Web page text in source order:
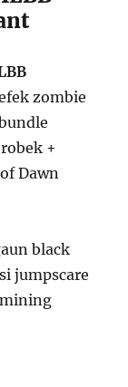
zombie
+
Dawn
black
jumpscare